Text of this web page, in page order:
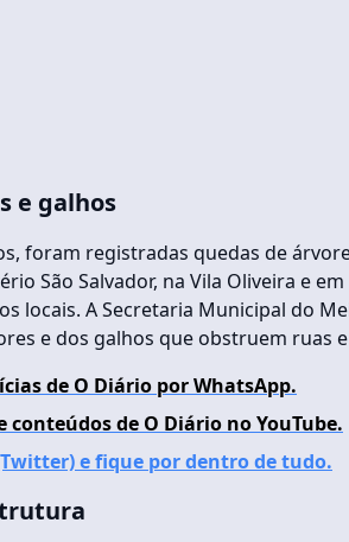
e galhos
foram registradas quedas de
São Salvador, na Vila Oliveira e
locais. A Secretaria Municipal do
e dos galhos que obstruem ruas
de O Diário por WhatsApp.
conteúdos de O Diário no YouTube.
e fique por dentro de tudo.